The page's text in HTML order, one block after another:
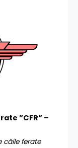
”CFR” –
căile ferate